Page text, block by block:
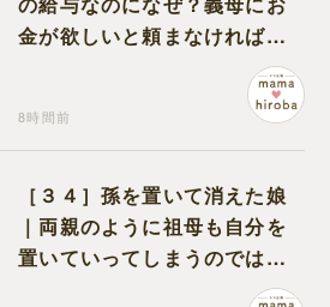
金が欲しいと頼まなければな
8時間前
［３４］孫を置いて消えた娘
｜両親のように祖母も自分を
置いていってしまうのでは？
と怯えて泣く孫に心が痛む